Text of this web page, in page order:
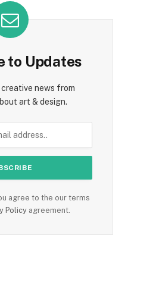
to Updates
news from
art & design.
agree to the our terms
Policyagreement.